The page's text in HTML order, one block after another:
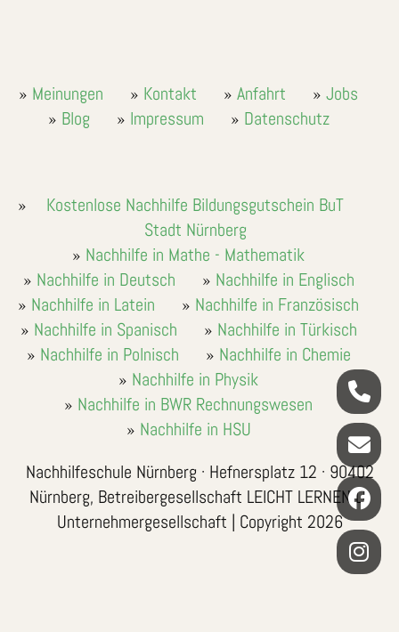
Meinungen Kontakt Anfahrt
Jobs
Blog
Impressum Datenschutz
Kostenlose Nachhilfe Bildungsgutschein BuT
Stadt Nürnberg
Nachhilfe in Mathe - Mathematik
Nachhilfe in Deutsch
Nachhilfe in Englisch
Nachhilfe in Latein
Nachhilfe in Französisch
Nachhilfe in Spanisch
Nachhilfe in Türkisch
Nachhilfe in Polnisch
Nachhilfe in Chemie
Nachhilfe in Physik
Nachhilfe in BWR Rechnungswesen
Nachhilfe in HSU
Nachhilfeschule Nürnberg · Hefnersplatz 12 · 90402
Nürnberg, Betreibergesellschaft LEICHT LERNEN LL
Unternehmergesellschaft | Copyright 2026